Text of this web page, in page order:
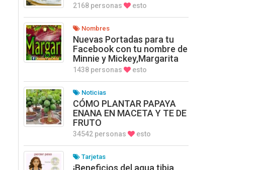
2168 personas esto
Nombres
Nuevas Portadas para tu
Facebook con tu nombre de
Minnie y Mickey,Margarita
1438 personas esto
Noticias
CÓMO PLANTAR PAPAYA
ENANA EN MACETA Y TE DE
FRUTO
34542 personas esto
Tarjetas
¡Beneficios del agua tibia